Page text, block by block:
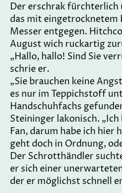
Der erschrak
das mit eingetrocknetem
Messer entgegen.
August wich ruckartig
„Hallo, hallo! Sind Sie
schrie er.
„Sie brauchen keine
es nur im Teppichstoff
Handschuhfachs
Steininger lakonisch.
Fan, darum habe ich hier
geht doch in Ordnung,
Der Schrotthändler
er sich einer
der er möglichst schnell